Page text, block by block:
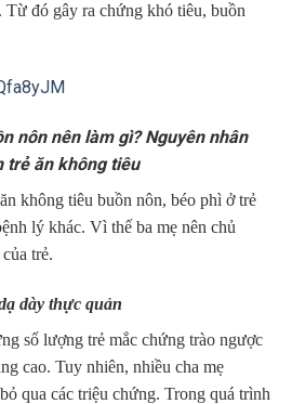
Từ đó gây ra chứng khó tiêu, buồn
nôn nên làm gì? Nguyên nhân
trẻ ăn không tiêu
không tiêu buồn nôn, béo phì ở trẻ
lý khác. Vì thế ba mẹ nên chủ
trẻ.
dày thực quản
số lượng trẻ mắc chứng trào ngược
cao. Tuy nhiên, nhiều cha mẹ
qua các triệu chứng. Trong quá trình